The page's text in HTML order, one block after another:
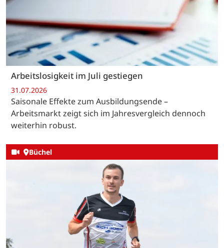
Arbeitslosigkeit im Juli gestiegen
31.07.2026
Saisonale Effekte zum Ausbildungsende –
Arbeitsmarkt zeigt sich im Jahresvergleich dennoch
weiterhin robust.
Büchel